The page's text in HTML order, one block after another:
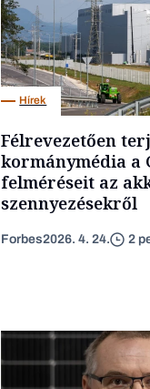
Hírek
Félrevezetően
kormánymédia a
felméréseit az
szennyezésekről
Forbes2026. 4. 24. 2